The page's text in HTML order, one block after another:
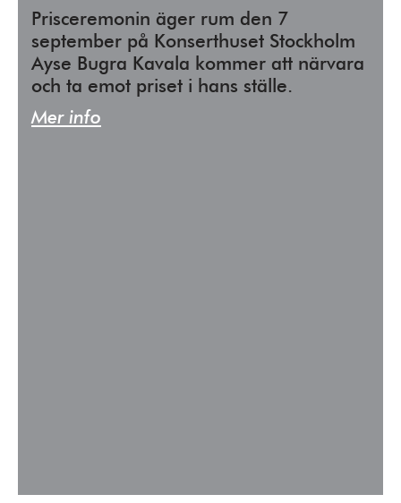
Prisceremonin äger rum den 7
september på Konserthuset Stockholm
Ayse Bugra Kavala kommer att närvara
och ta emot priset i hans ställe.
Mer info